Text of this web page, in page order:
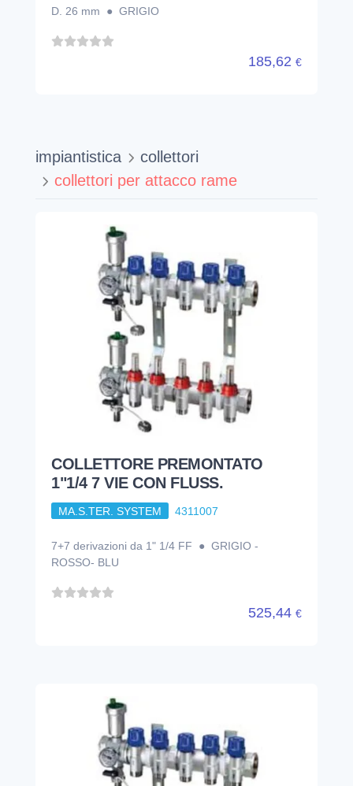
D. 26 mm ● GRIGIO
185,62 €
impiantistica
collettori
collettori per attacco rame
COLLETTORE PREMONTATO
1"1/4 7 VIE CON FLUSS.
MA.S.TER. SYSTEM 4311007
7+7 derivazioni da 1" 1/4 FF ● GRIGIO -
ROSSO- BLU
525,44 €